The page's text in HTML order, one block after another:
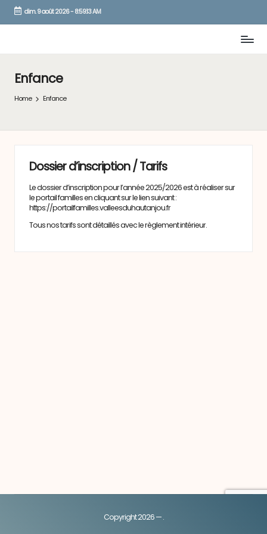
Skip
dim. 9 août 2026- 8:59:13 AM
Enfance
Home Enfance
Dossier d’inscription / Tarifs
Le dossier d’inscription pour l’année 2025/2026 est à réaliser sur
le portail familles en cliquant sur le lien suivant :
https://portailfamilles.valleesduhautanjou.fr
Tous nos tarifs sont détaillés avec le règlement intérieur.
Copyright 2026 — .